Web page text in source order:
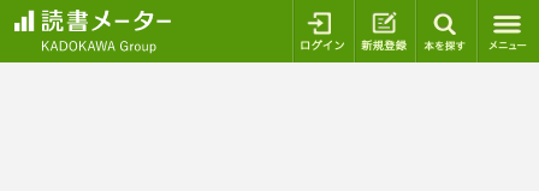
ログイン 新規登録